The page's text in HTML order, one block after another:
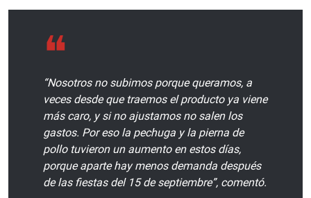
“Nosotros no subimos porque queramos, a
veces desde que traemos el producto ya viene
más caro, y si no ajustamos no salen los
gastos. Por eso la pechuga y la pierna de
pollo tuvieron un aumento en estos días,
porque aparte hay menos demanda después
de las fiestas del 15 de septiembre”, comentó.